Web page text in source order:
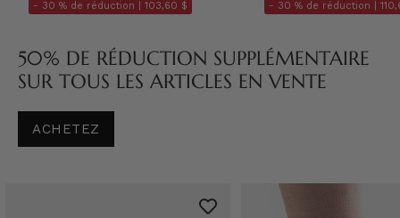
- 30 % de réduction | 103,60 $ - 30 % de réduction |
50% DE RÉDUCTION SUPPLÉMENTAIRE
SUR TOUS LES ARTICLES EN VENTE
ACHETEZ